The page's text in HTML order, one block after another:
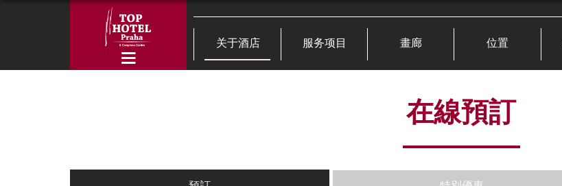
关于酒店 服务项目 畫廊 位置
在線預訂